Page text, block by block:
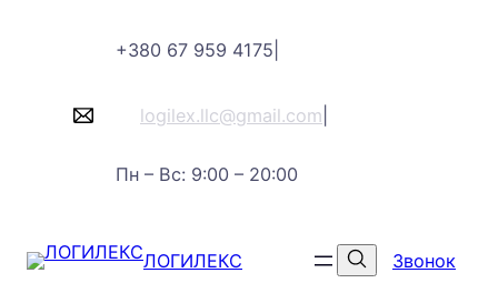
+380 67 959 4175
logilex.llc@gmail.com
Пн – Вс: 9:00 – 20:00
ЛОГИЛЕКС Звонок